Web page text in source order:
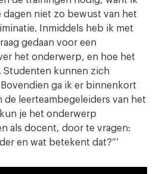
dagen niet zo bewust van het
Inmiddels heb ik met
gedaan voor een
het onderwerp, en hoe het
Studenten kunnen zich
ga ik er binnenkort
de leerteambegeleiders van het
je het onderwerp
als docent, door te vragen:
en wat betekent dat?”’